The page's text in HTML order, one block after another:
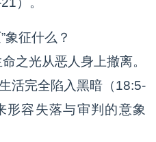
象征什么？
之光从恶人身上撤离。
活完全陷入黑暗（18:5-
形容失落与审判的意象